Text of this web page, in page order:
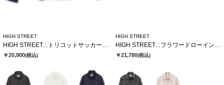
HIGH STREET
￥20,900(税込)
HIGH STREET
￥21,780(税込)